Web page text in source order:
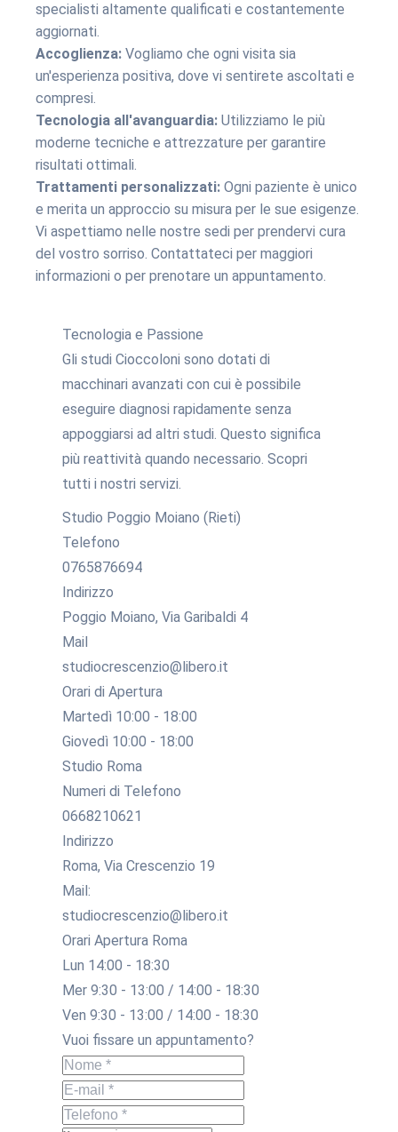
specialisti altamente qualificati e costantemente
aggiornati.
Accoglienza: Vogliamo che ogni visita sia
un'esperienza positiva, dove vi sentirete ascoltati e
compresi.
Tecnologia all'avanguardia: Utilizziamo le più
moderne tecniche e attrezzature per garantire
risultati ottimali.
Trattamenti personalizzati: Ogni paziente è unico
e merita un approccio su misura per le sue esigenze.
Vi aspettiamo nelle nostre sedi per prendervi cura
del vostro sorriso. Contattateci per maggiori
informazioni o per prenotare un appuntamento.
Tecnologia e Passione
Gli studi Cioccoloni sono dotati di
macchinari avanzati con cui è possibile
eseguire diagnosi rapidamente senza
appoggiarsi ad altri studi. Questo significa
più reattività quando necessario. Scopri
tutti i nostri servizi.
Studio Poggio Moiano (Rieti)
Telefono
0765876694
Indirizzo
Poggio Moiano, Via Garibaldi 4
Mail
studiocrescenzio@libero.it
Orari di Apertura
Martedì 10:00 - 18:00
Giovedì 10:00 - 18:00
Studio Roma
Numeri di Telefono
0668210621
Indirizzo
Roma, Via Crescenzio 19
Mail:
studiocrescenzio@libero.it
Orari Apertura Roma
Lun 14:00 - 18:30
Mer 9:30 - 13:00 / 14:00 - 18:30
Ven 9:30 - 13:00 / 14:00 - 18:30
Vuoi fissare un appuntamento?
Nome *